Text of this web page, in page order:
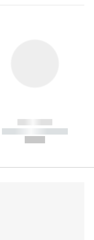
------------
----------- -----------